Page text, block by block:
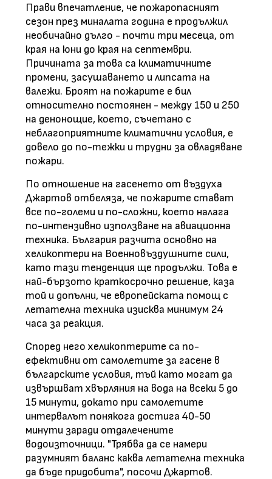
Прави впечатление, че пожаропасният
сезон през миналата година е продължил
необичайно дълго - почти три месеца, от
края на юни до края на септември.
Причината за това са климатичните
промени, засушаването и липсата на
валежи. Броят на пожарите е бил
относително постоянен - между 150 и 250
на денонощие, което, съчетано с
неблагоприятните климатични условия, е
довело до по-тежки и трудни за овладяване
пожари.
По отношение на гасенето от въздуха
Джартов отбеляза, че пожарите стават
все по-големи и по-сложни, което налага
по-интензивно използване на авиационна
техника. България разчита основно на
хеликоптери на Военновъздушните сили,
като тази тенденция ще продължи. Това е
най-бързото краткосрочно решение, каза
той и допълни, че европейската помощ с
летателна техника изисква минимум 24
часа за реакция.
Според него хеликоптерите са по-
ефективни от самолетите за гасене в
българските условия, тъй като могат да
извършват хвърляния на вода на всеки 5 до
15 минути, докато при самолетите
интервалът понякога достига 40-50
минути заради отдалечените
водоизточници. "Трябва да се намери
разумният баланс каква летателна техника
да бъде придобита", посочи Джартов.